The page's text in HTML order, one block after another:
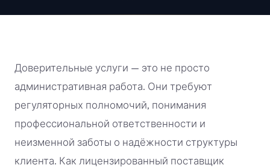
Доверительные услуги — это не просто
административная работа. Они требуют
регуляторных полномочий, понимания
профессиональной ответственности и
неизменной заботы о надёжности структуры
клиента. Как лицензированный поставщик